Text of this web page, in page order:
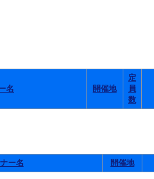
名 開催地
定
員
数
ー名 開催地